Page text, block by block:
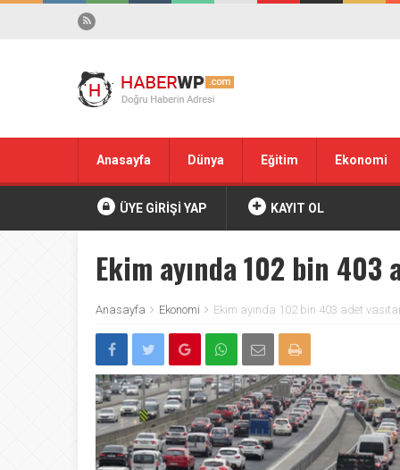
Anasayfa Dünya Eğitim Ekonomi
ÜYE GİRİŞİ YAP KAYIT OL
Ekim ayında 102 bin 403
Anasayfa Ekonomi Ekim ayında 102 bin 403 adet